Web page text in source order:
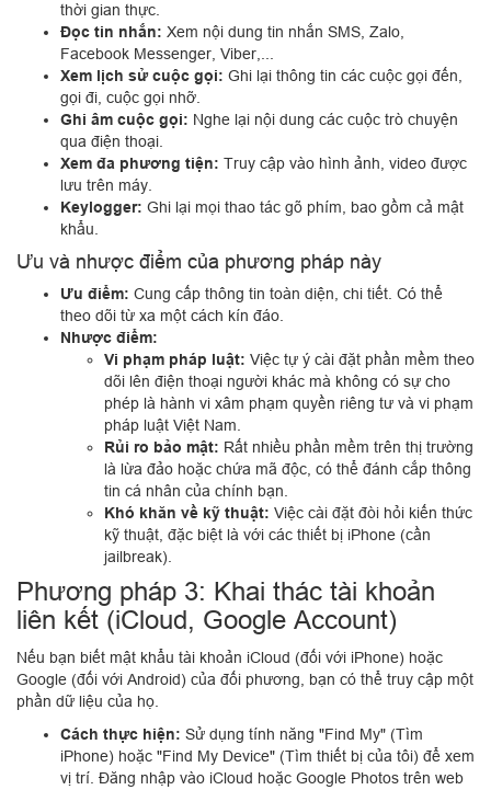
thời gian thực.
Đọc tin nhắn: Xem nội dung tin nhắn SMS, Zalo,
Facebook Messenger, Viber,...
Xem lịch sử cuộc gọi: Ghi lại thông tin các cuộc gọi đến,
gọi đi, cuộc gọi nhỡ.
Ghi âm cuộc gọi: Nghe lại nội dung các cuộc trò chuyện
qua điện thoại.
Xem đa phương tiện: Truy cập vào hình ảnh, video được
lưu trên máy.
Keylogger: Ghi lại mọi thao tác gõ phím, bao gồm cả mật
khẩu.
Ưu và nhược điểm của phương pháp này
Ưu điểm: Cung cấp thông tin toàn diện, chi tiết. Có thể
theo dõi từ xa một cách kín đáo.
Nhược điểm:
Vi phạm pháp luật: Việc tự ý cài đặt phần mềm theo
dõi lên điện thoại người khác mà không có sự cho
phép là hành vi xâm phạm quyền riêng tư và vi phạm
pháp luật Việt Nam.
Rủi ro bảo mật: Rất nhiều phần mềm trên thị trường
là lừa đảo hoặc chứa mã độc, có thể đánh cắp thông
tin cá nhân của chính bạn.
Khó khăn về kỹ thuật: Việc cài đặt đòi hỏi kiến thức
kỹ thuật, đặc biệt là với các thiết bị iPhone (cần
jailbreak).
Phương pháp 3: Khai thác tài khoản
liên kết (iCloud, Google Account)
Nếu bạn biết mật khẩu tài khoản iCloud (đối với iPhone) hoặc
Google (đối với Android) của đối phương, bạn có thể truy cập một
phần dữ liệu của họ.
Cách thực hiện: Sử dụng tính năng "Find My" (Tìm
iPhone) hoặc "Find My Device" (Tìm thiết bị của tôi) để xem
vị trí. Đăng nhập vào iCloud hoặc Google Photos trên web